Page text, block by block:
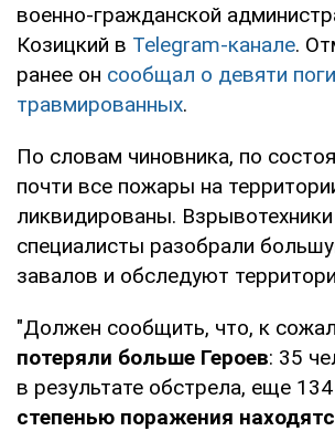
военно-гражданской
Козицкий в Telegram-канале.
ранее он сообщал о девяти
травмированных.
По словам чиновника, по
почти все пожары на
ликвидированы. Взрывотехники
специалисты разобрали
завалов и обследуют
"Должен сообщить, что, к
потеряли больше Героев: 35
в результате обстрела, еще 134
степенью поражения